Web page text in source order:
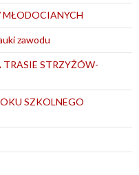
MŁODOCIANYCH
zawodu
STRZYŻÓW-
SZKOLNEGO